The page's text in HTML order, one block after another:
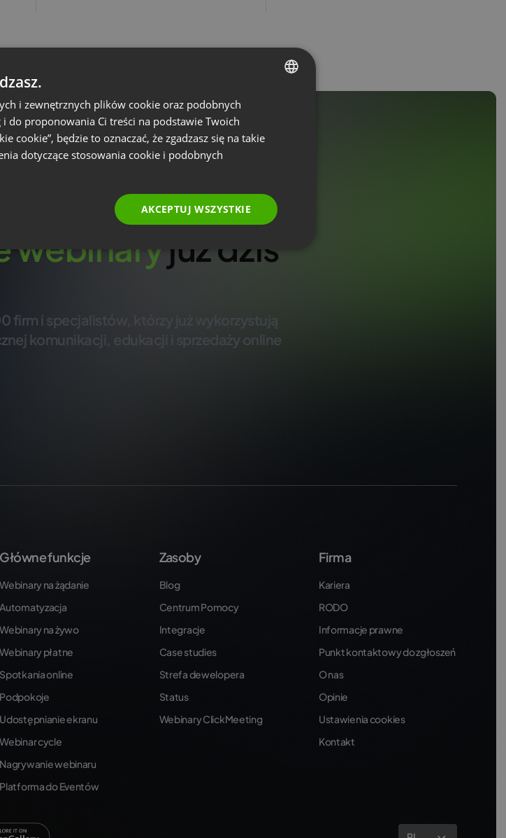
prowadzić
webinary już dziś
firm i specjalistów, którzy już wykorzystują
komunikacji, edukacji i sprzedaży online
Główne funkcje
Webinary na żądanie
Automatyzacja
Webinary na żywo
Webinary płatne
Spotkania online
Podpokoje
Udostępnianie ekranu
Webinar cycle
Nagrywanie webinaru
Platforma do Eventów
Zasoby
Blog
Centrum Pomocy
Integracje
Case studies
Strefa dewelopera
Status
Webinary ClickMeeting
Firma
Kariera
RODO
Informacje prawne
Punkt kontaktowy do zgłoszeń
O nas
Opinie
Ustawienia cookies
Kontakt
ENGLISH
FRENCH
RUSSIAN
SPANISH
i zewnętrznych plików cookie oraz podobnych
do proponowania Ci treści na podstawie Twoich
cookie”, będzie to oznaczać, że zgadzasz się na takie
dotyczące stosowania cookie i podobnych
AKCEPTUJ WSZYSTKIE